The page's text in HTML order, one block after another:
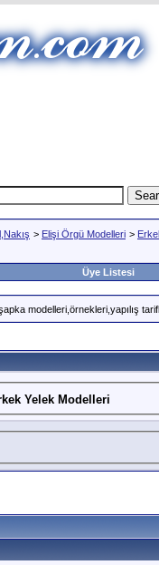
> Elişi Örgü Modelleri >
Üye Listesi
modelleri,örnekleri,yapılış
Yelek Modelleri